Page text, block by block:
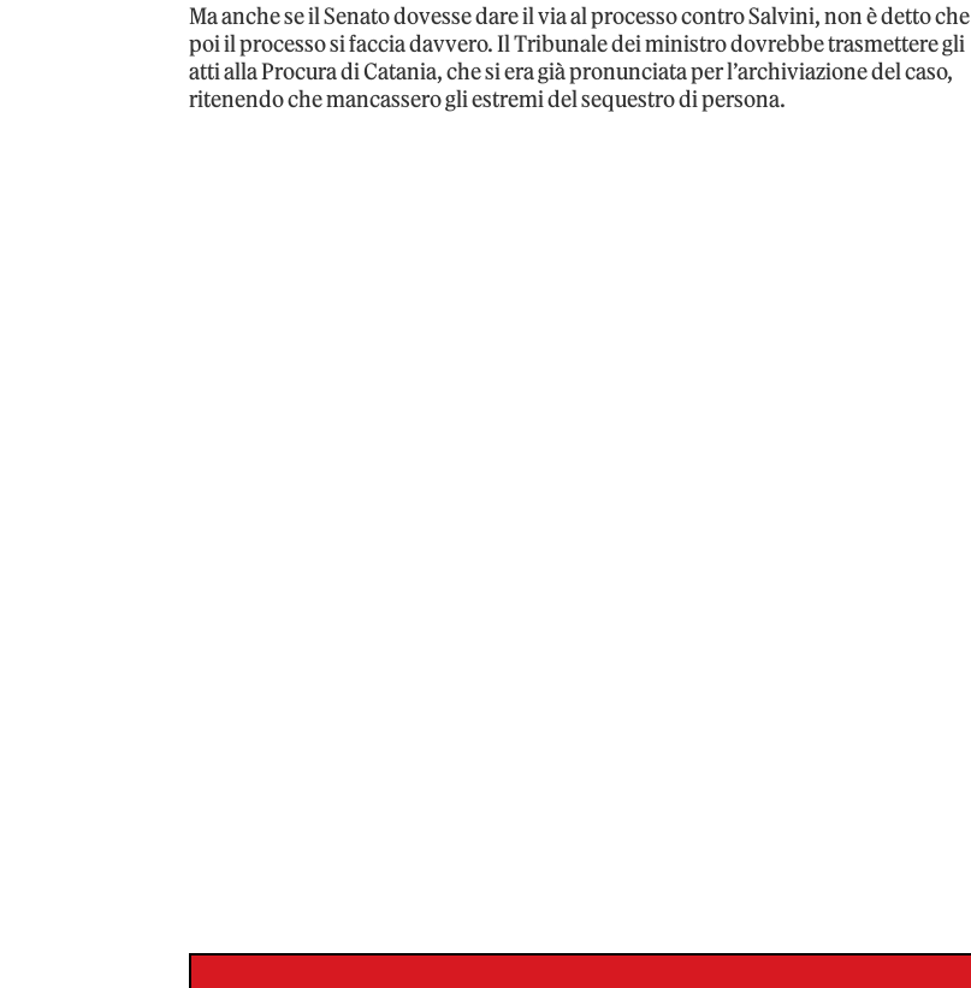
Ma anche se il Senato dovesse dare il via al processo contro Salvini, non è detto che
poi il processo si faccia davvero. Il Tribunale dei ministro dovrebbe trasmettere gli
atti alla Procura di Catania, che si era già pronunciata per l’archiviazione del caso,
ritenendo che mancassero gli estremi del sequestro di persona.